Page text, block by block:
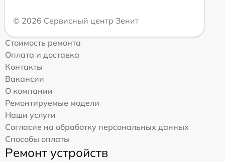
© 2026 Сервисный центр Зенит
Стоимость ремонта
Оплата и доставка
Контакты
Вакансии
О компании
Ремонтируемые модели
Наши услуги
Согласие на обработку персональных данных
Способы оплаты
Ремонт устройств